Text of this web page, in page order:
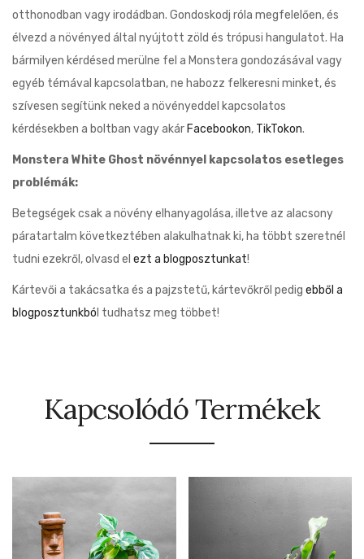
otthonodban vagy irodádban. Gondoskodj róla megfelelően, és
élvezd a növényed által nyújtott zöld és trópusi hangulatot. Ha
bármilyen kérdésed merülne fel a Monstera gondozásával vagy
egyéb témával kapcsolatban, ne habozz felkeresni minket, és
szívesen segítünk neked a növényeddel kapcsolatos
kérdésekben a boltban vagy akár Facebookon, TikTokon.
Monstera White Ghost növénnyel kapcsolatos esetleges
problémák:
Betegségek csak a növény elhanyagolása, illetve az alacsony
páratartalm következtében alakulhatnak ki, ha többt szeretnél
tudni ezekről, olvasd el ezt a blogposztunkat!
Kártevői a takácsatka és a pajzstetű, kártevőkről pedig ebből a
blogposztunkbó l tudhatsz meg többet!
Kapcsolódó Termékek